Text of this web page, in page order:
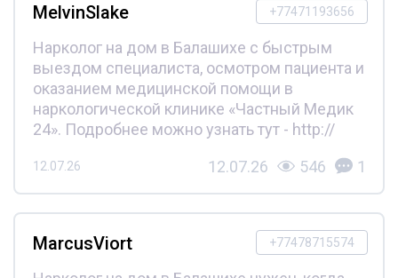
+77471193656
MelvinSlake
Нарколог на дом в Балашихе с быстрым
выездом специалиста, осмотром пациента и
оказанием медицинской помощи в
наркологической клинике «Частный Медик
24». Подробнее можно узнать тут - http://
12.07.26 12.07.26 546 1
+77478715574
MarcusViort